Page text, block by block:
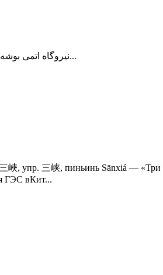
Бушерская АЭС (перс. نیروگاه اتمی بوشه...
峽, упр. 三峡, пиньинь Sānxiá — «Три
ГЭС вКит...